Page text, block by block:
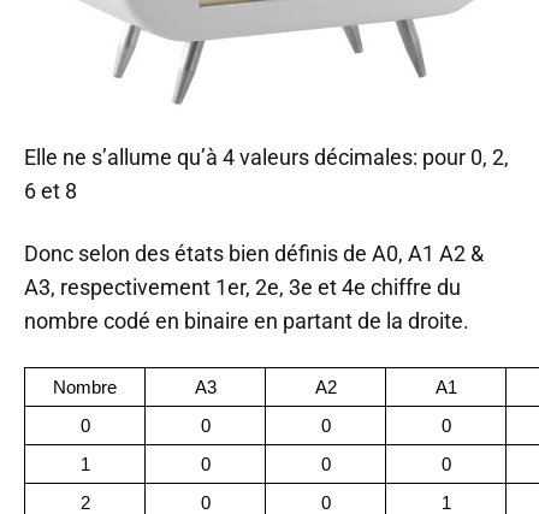
Elle ne s’allume qu’à 4 valeurs décimales: pour 0, 2,
6 et 8
Donc selon des états bien définis de A0, A1 A2 &
A3, respectivement 1er, 2e, 3e et 4e chiffre du
nombre codé en binaire en partant de la droite.
Nombre A3 A2
A1
0
0 0
0
1
0 0
0
2
0 0
1